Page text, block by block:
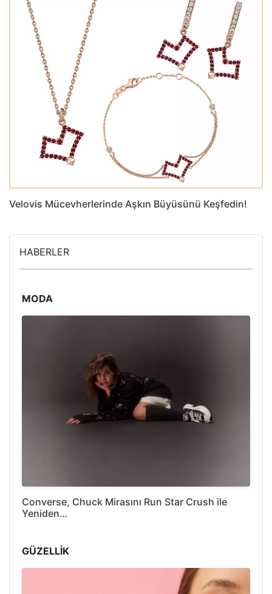
Velovis Mücevherlerinde Aşkın Büyüsünü Keşfedin!
HABERLER
MODA
Converse, Chuck Mirasını Run Star Crush ile
Yeniden…
GÜZELLİK